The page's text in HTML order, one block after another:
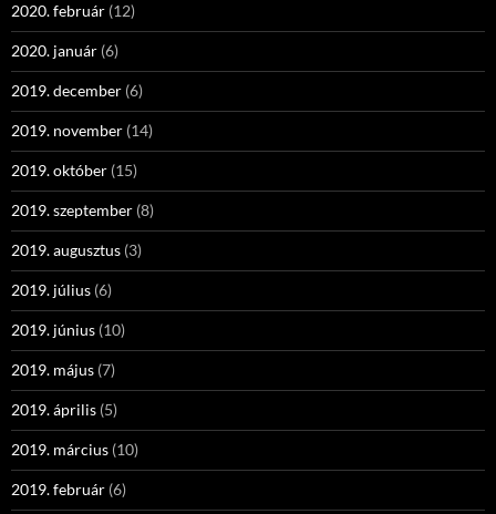
2020. február (12)
2020. január (6)
2019. december (6)
2019. november (14)
2019. október (15)
2019. szeptember (8)
2019. augusztus (3)
2019. július (6)
2019. június (10)
2019. május (7)
2019. április (5)
2019. március (10)
2019. február (6)